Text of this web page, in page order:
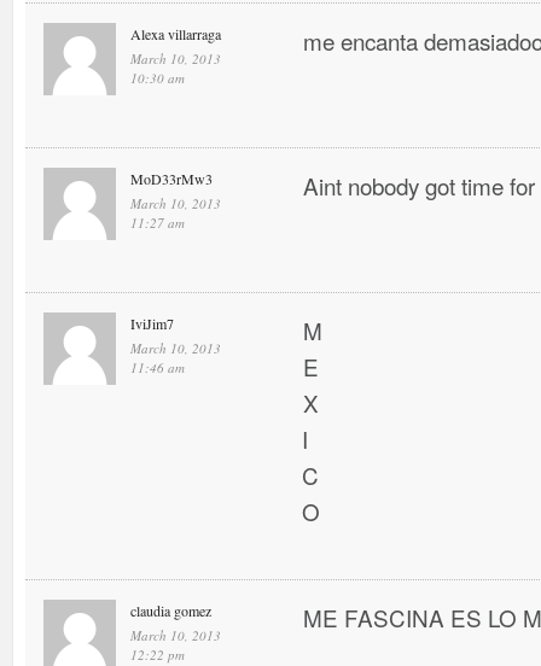
Alexa villarraga
March 10, 2013
10:30 am
me encanta
MoD33rMw3
March 10, 2013
11:27 am
Aint nobody got time for
IviJim7
March 10, 2013
11:46 am
M
E
X
I
C
O
claudia gomez
March 10, 2013
12:22 pm
ME FASCINA ES LO